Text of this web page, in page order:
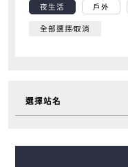
夜生活 戶外
全部選擇∕取消
選擇站名